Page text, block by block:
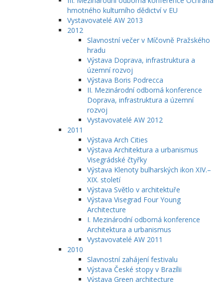
hmotného kulturního dědictví v EU
Vystavovatelé AW 2013
2012
Slavnostní večer v Míčovně Pražského
hradu
Výstava Doprava, infrastruktura a
územní rozvoj
Výstava Boris Podrecca
II. Mezinárodní odborná konference
Doprava, infrastruktura a územní
rozvoj
Vystavovatelé AW 2012
2011
Výstava Arch Cities
Výstava Architektura a urbanismus
Visegrádské čtyřky
Výstava Klenoty bulharských ikon XIV.–
XIX. století
Výstava Světlo v architektuře
Výstava Visegrad Four Young
Architecture
I. Mezinárodní odborná konference
Architektura a urbanismus
Vystavovatelé AW 2011
2010
Slavnostní zahájení festivalu
Výstava České stopy v Brazílii
Výstava Green architecture